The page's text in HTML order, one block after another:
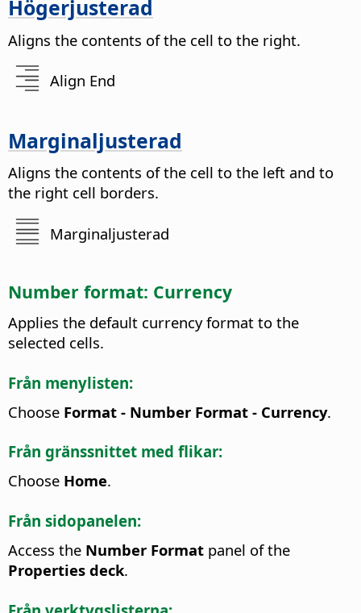
Högerjusterad
Aligns the contents of the cell to the right.
Align End
Marginaljusterad
Aligns the contents of the cell to the left and to
the right cell borders.
Marginaljusterad
Number format: Currency
Applies the default currency format to the
selected cells.
Från menylisten:
Choose Format - Number Format - Currency.
Från gränssnittet med flikar:
Choose Home.
Från sidopanelen:
Access the Number Format panel of the
Properties deck.